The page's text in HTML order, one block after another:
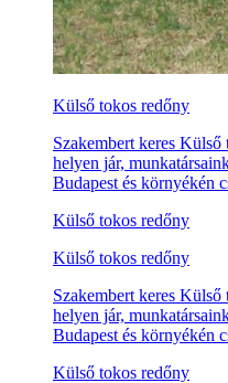
Külső tokos redőny
Szakembert keres Külső
helyen jár,
Budapest és környékén
Külső tokos redőny
Külső tokos redőny
Szakembert keres Külső
helyen jár,
Budapest és környékén
Külső tokos redőny